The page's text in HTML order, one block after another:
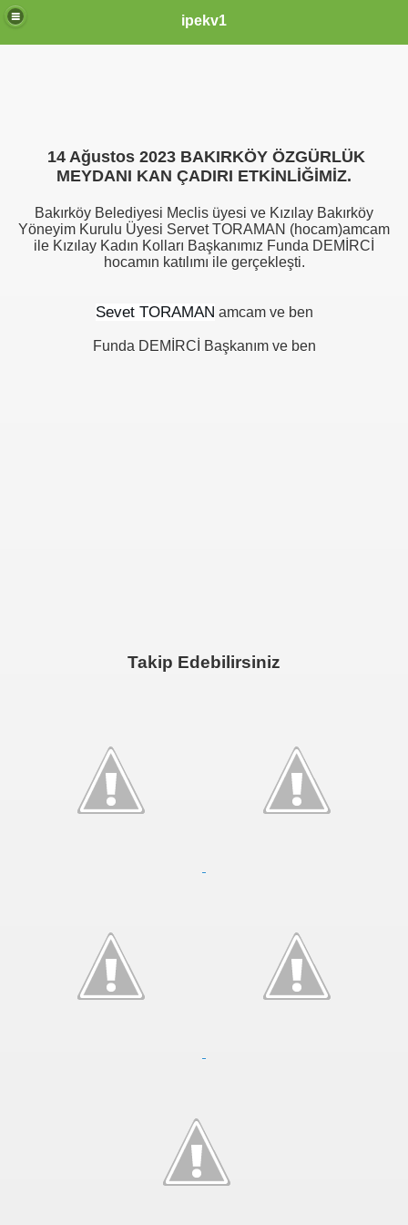
ipekv1
14 Ağustos 2023 BAKIRKÖY ÖZGÜRLÜK
MEYDANI KAN ÇADIRI ETKİNLİĞİMİZ.
Bakırköy Belediyesi Meclis üyesi ve Kızılay Bakırköy
Yöneyim Kurulu Üyesi Servet TORAMAN (hocam)amcam
ile Kızılay Kadın Kolları Başkanımız Funda DEMİRCİ
hocamın katılımı ile gerçekleşti.
Sevet TORAMAN amcam ve ben
Funda DEMİRCİ Başkanım ve ben
Takip Edebilirsiniz